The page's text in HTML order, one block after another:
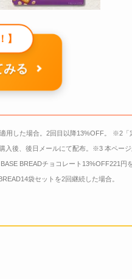
】
みる
用した場合。2回目以降13%OFF。 ※2「
入後、後日メールにて配布。※3 本ペー
BREADチョコレート13%OFF221円
袋セットを2回継続した場合。